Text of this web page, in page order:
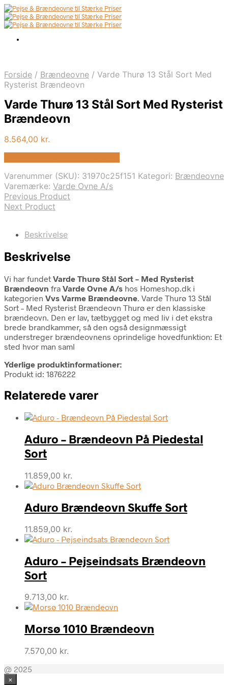
Forside / Brændeovne / Varde Thurø 13 Stål Sort Med
Rysterist Brændeovn
Varde Thurø 13 Stål Sort Med Rysterist
Brændeovn
8.564,00 kr.
Varenummer (SKU): 31970c25f151 Kategori: Brændeovne
Varemærke: Varde Ovne A/s
Previous Product
Next Product
Beskrivelse
Beskrivelse
Vi har fundet Varde Thurø Stål Sort – Med Rysterist
Brændeovn fra Varde Ovne A/s hos Homeshop.dk i
kategorien Vvs Varme Brændeovne. Varde Thurø 13 Stål
Sort – Med Rysterist Brændeovn Thurø er den klassiske
brændeovn. Den er lav, tætbygget og med liv i det ekstra
brede brandkammer, så den også designmæssigt
understreger brændeovnens oprindelige hovedfunktion: Et
sted hvor man saml
Yderlige produktinformationer:
Produkt id: 1876222
Relaterede varer
Aduro – Brændeovn På Piedestal
Sort
11.859,00 kr.
Aduro Brændeovn Skuffe Sort
11.859,00 kr.
Aduro – Pejseindsats Brændeovn
Sort
9.713,00 kr.
Morsø 1010 Brændeovn
7.570,00 kr.
@ 2025
×